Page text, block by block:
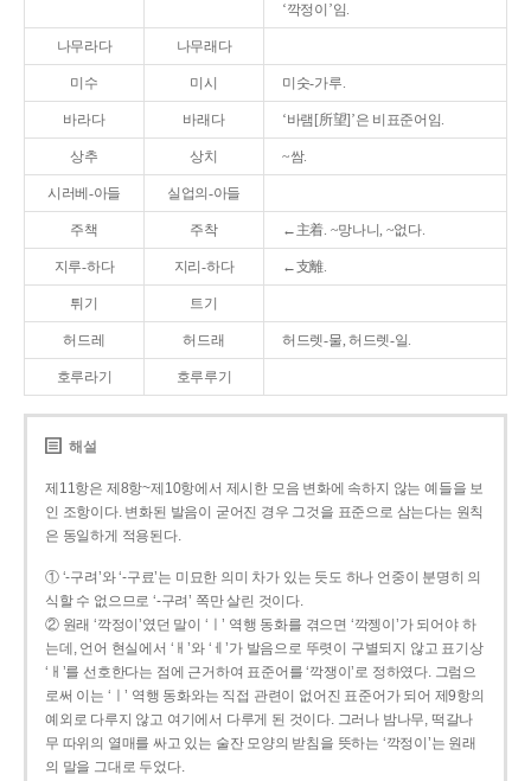
‘깍정이’임.
나무라다 나무래다
미수 미시 미숫-가루.
바라다 바래다 ‘바램[所望]’은 비표준어임.
상추 상치 ~쌈.
시러베-아들 실업의-아들
주책 주착 ←主着. ~망나니, ~없다.
지루-하다 지리-하다 ←支離.
튀기 트기
허드레 허드래 허드렛-물, 허드렛-일.
호루라기 호루루기
해설
제11항은 제8항~제10항에서 제시한 모음 변화에 속하지 않는 예들을 보
인 조항이다. 변화된 발음이 굳어진 경우 그것을 표준으로 삼는다는 원칙
은 동일하게 적용된다.
① ‘-구려’와 ‘-구료’는 미묘한 의미 차가 있는 듯도 하나 언중이 분명히 의
식할 수 없으므로 ‘-구려’ 쪽만 살린 것이다.
② 원래 ‘깍정이’였던 말이 ‘ㅣ’ 역행 동화를 겪으면 ‘깍젱이’가 되어야 하
는데, 언어 현실에서 ‘ㅐ’와 ‘ㅔ’가 발음으로 뚜렷이 구별되지 않고 표기상
‘ㅐ’를 선호한다는 점에 근거하여 표준어를 ‘깍쟁이’로 정하였다. 그럼으
로써 이는 ‘ㅣ’ 역행 동화와는 직접 관련이 없어진 표준어가 되어 제9항의
예외로 다루지 않고 여기에서 다루게 된 것이다. 그러나 밤나무, 떡갈나
무 따위의 열매를 싸고 있는 술잔 모양의 받침을 뜻하는 ‘깍정이’는 원래
의 말을 그대로 두었다.